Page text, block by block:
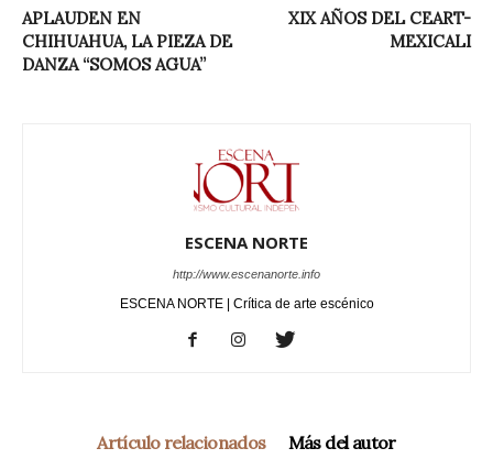
APLAUDEN EN
CHIHUAHUA, LA PIEZA DE
DANZA “SOMOS AGUA”
XIX AÑOS DEL CEART-
MEXICALI
ESCENA NORTE
http://www.escenanorte.info
ESCENA NORTE | Crítica de arte escénico
Artículo relacionados Más del autor